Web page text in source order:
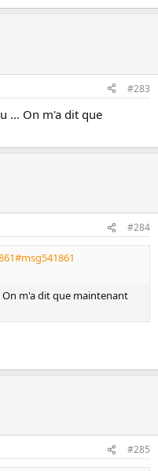
#283
... On m'a dit que
#284
On m'a dit que maintenant
#285